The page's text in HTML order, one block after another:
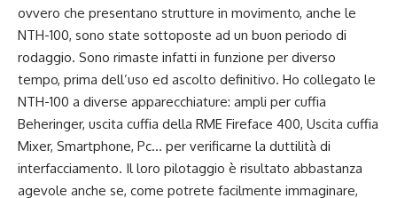
ovvero che presentano strutture in movimento, anche le
NTH-100, sono state sottoposte ad un buon periodo di
rodaggio. Sono rimaste infatti in funzione per diverso
tempo, prima dell’uso ed ascolto definitivo. Ho collegato le
NTH-100 a diverse apparecchiature: ampli per cuffia
Beheringer, uscita cuffia della RME Fireface 400, Uscita cuffia
Mixer, Smartphone, Pc… per verificarne la duttilità di
interfacciamento. Il loro pilotaggio è risultato abbastanza
agevole anche se, come potrete facilmente immaginare,